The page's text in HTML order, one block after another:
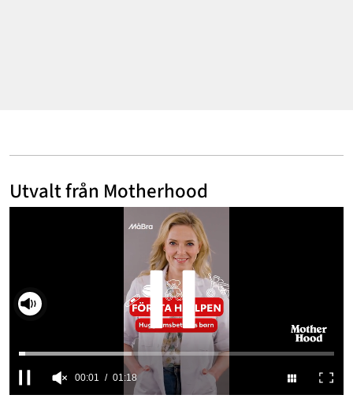
Utvalt från Motherhood
00:02 01:18